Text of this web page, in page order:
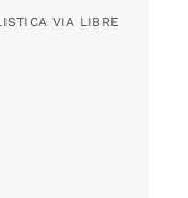
VIA LIBRE